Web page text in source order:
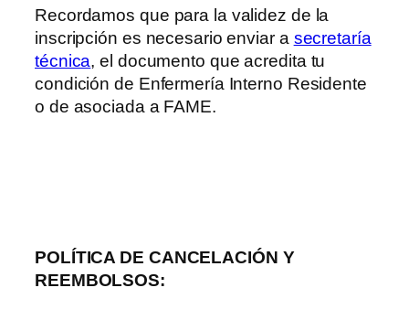
Recordamos que para la validez de la
inscripción es necesario enviar a secretaría
técnica, el documento que acredita tu
condición de Enfermería Interno Residente
o de asociada a FAME.
POLÍTICA DE CANCELACIÓN Y
REEMBOLSOS: